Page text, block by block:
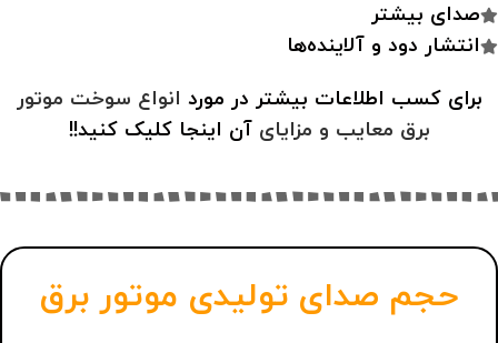
صدای بیشتر
انتشار دود و آلاینده‌ها
برای کسب اطلاعات بیشتر در مورد انواع سوخت موتور
برق معایب و مزایای آن اینجا کلیک کنید!!
حجم صدای تولیدی موتور برق